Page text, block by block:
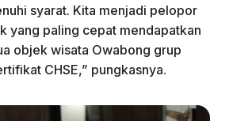
syarat. Kita menjadi pelopor
yang paling cepat mendapatkan
objek wisata Owabong grup
CHSE,” pungkasnya.